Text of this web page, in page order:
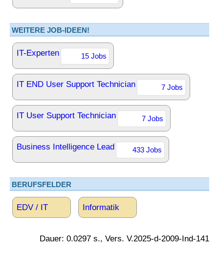
WEITERE JOB-IDEEN!
IT-Experten 15 Jobs
IT END User Support Technician 7 Jobs
IT User Support Technician 7 Jobs
Business Intelligence Lead 433 Jobs
BERUFSFELDER
EDV / IT Informatik
Dauer: 0.0297 s., Vers. V.2025-d-2009-Ind-141